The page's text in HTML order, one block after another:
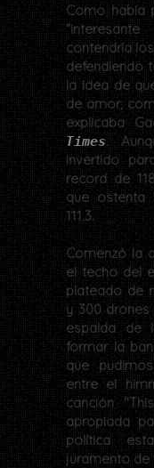
Como había
contendría
defendiendo
la idea de
de amor,
explicaba
Times.
invertido
record de
que ostenta
111.3.
Comenzó la
el techo del
plateado de
y 300
espalda de
formar la
que
entre el
canción
apropiada
política
juramento de